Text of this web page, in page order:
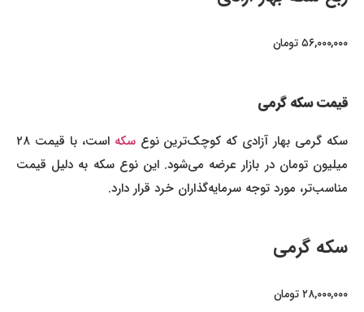
۵۶,۰۰۰,۰۰۰ تومان
قیمت سکه گرمی
سکه گرمی بهار آزادی که کوچک‌ترین نوعسکه
است، با قیمت ۲۸
میلیون تومان در بازار عرضه می‌شود. این نوع سکه به دلیل قیمت
مناسب‌تر، مورد توجه سرمایه‌گذاران خرد قرار دارد.
سکه گرمی
۲۸,۰۰۰,۰۰۰ تومان